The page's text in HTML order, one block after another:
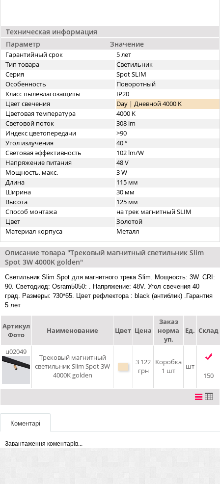
Техническая информация
Параметр
Значение
Гарантийный срок
5 лет
Тип товара
Светильник
Серия
Spot SLIM
Особенность
Поворотный
Класс пылевлагозащиты
IP20
Цвет свечения
Day | Дневной 4000 K
Цветовая температура
4000 K
Световой поток
308 lm
Индекс цветопередачи
>90
Угол излучения
40 °
Световая эффективность
102 lm/W
Напряжение питания
48 V
Мощность, макс.
3 W
Длина
115 мм
Ширина
30 мм
Высота
125 мм
Способ монтажа
на трек магнитный SLIM
Цвет
Золотой
Материал корпуса
Металл
Описание товара "Трековый магнитный светильник Slim
Spot 3W 4000K golden"
Светильник Slim Spot для магнитного трека Slim. Мощность: 3W. CRI:
90. Светодиод: Osram5050: . Напряжение: 48V. Угол свечения 40
град. Размеры: ?30*65. Цвет рефлектора : black (антиблик) .Гарантия
5 лет
Артикул
Фото
Наименование Цвет Цена
Заказ
норма
уп.
Ед. Склад
u02049
Трековый магнитный
светильник Slim Spot 3W
4000K golden
3 122
грн
Коробка
1 шт
шт
150
Коментарі
Завантаження коментарів...